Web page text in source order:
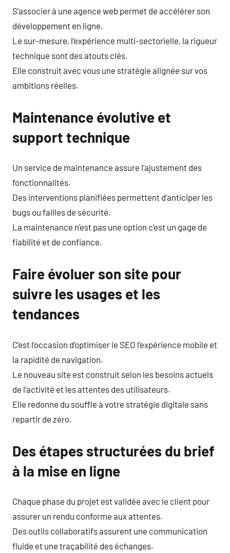
S’associer à une agence web permet de accélérer son
développement en ligne.
Le sur-mesure, l’expérience multi-sectorielle, la rigueur
technique sont des atouts clés.
Elle construit avec vous une stratégie alignée sur vos
ambitions réelles.
Maintenance évolutive et
support technique
Un service de maintenance assure l’ajustement des
fonctionnalités.
Des interventions planifiées permettent d’anticiper les
bugs ou failles de sécurité.
La maintenance n’est pas une option c’est un gage de
fiabilité et de confiance.
Faire évoluer son site pour
suivre les usages et les
tendances
C’est l’occasion d’optimiser le SEO l’expérience mobile et
la rapidité de navigation.
Le nouveau site est construit selon les besoins actuels
de l’activité et les attentes des utilisateurs.
Elle redonne du souffle à votre stratégie digitale sans
repartir de zéro.
Des étapes structurées du brief
à la mise en ligne
Chaque phase du projet est validée avec le client pour
assurer un rendu conforme aux attentes.
Des outils collaboratifs assurent une communication
fluide et une traçabilité des échanges.